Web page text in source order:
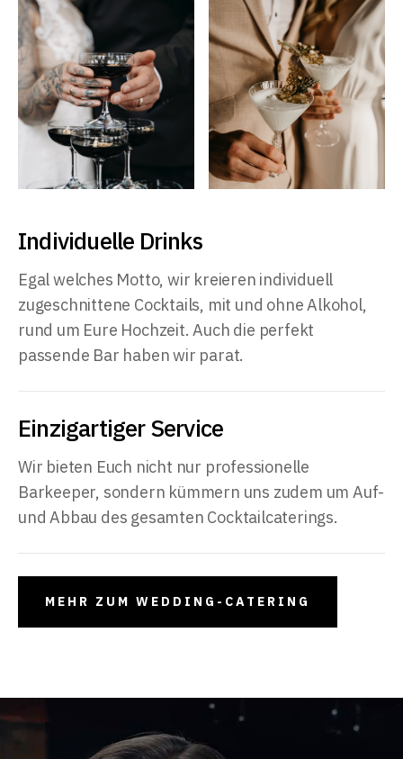
Individuelle Drinks
Egal welches Motto, wir kreieren individuell
zugeschnittene Cocktails, mit und ohne Alkohol,
rund um Eure Hochzeit. Auch die perfekt
passende Bar haben wir parat.
Einzigartiger Service
Wir bieten Euch nicht nur professionelle
Barkeeper, sondern kümmern uns zudem um Auf-
und Abbau des gesamten Cocktailcaterings.
MEHR ZUM WEDDING-CATERING